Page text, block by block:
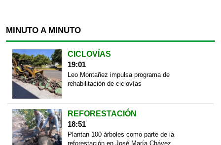
MINUTO A MINUTO
CICLOVÍAS
19:01
Leo Montañez impulsa programa de
rehabilitación de ciclovías
REFORESTACIÓN
18:51
Plantan 100 árboles como parte de la
reforestación en José María Chávez